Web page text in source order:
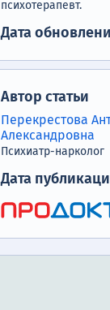
психотерапевт.
Дата
Автор статьи
Перекрестова
Александровна
Психиатр-нарколог
Дата